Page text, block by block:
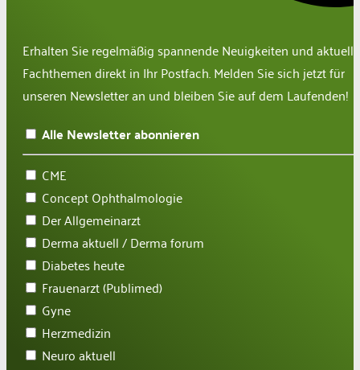
Erhalten Sie regelmäßig spannende Neuigkeiten und aktuelle
Fachthemen direkt in Ihr Postfach. Melden Sie sich jetzt für
unseren Newsletter an und bleiben Sie auf dem Laufenden!
Alle Newsletter abonnieren
CME
Concept Ophthalmologie
Der Allgemeinarzt
Derma aktuell / Derma forum
Diabetes heute
Frauenarzt (Publimed)
Gyne
Herzmedizin
Neuro aktuell